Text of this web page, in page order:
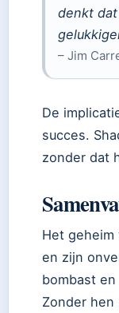
denkt
– Jim
De
succes.
zonder dat
Het geheim
en zijn
bombast
Zonder